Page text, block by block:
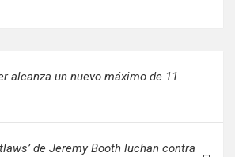
alcanza un nuevo máximo de 11
de Jeremy Booth luchan contra